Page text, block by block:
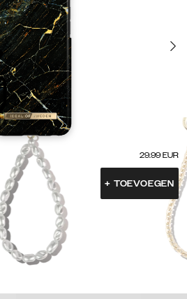
29.99 EUR
+ TOEVOEGEN